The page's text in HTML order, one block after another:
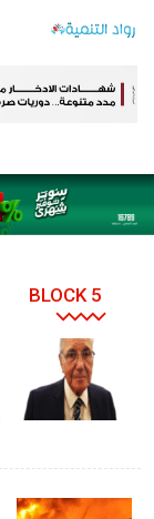
BLOCK 5